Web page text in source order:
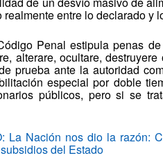
entre lo declarado y
Penal estipula penas
alterare, ocultare,
prueba ante la autoridad
especial por doble
públicos, pero si se
La Nación nos dio la razón:
del Estado